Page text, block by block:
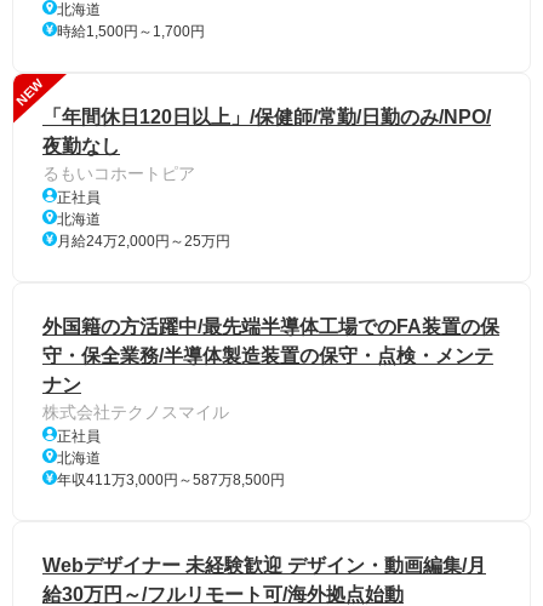
北海道
時給1,500円～1,700円
NEW
「年間休日120日以上」/保健師/常勤/日勤のみ/NPO/
夜勤なし
るもいコホートピア
正社員
北海道
月給24万2,000円～25万円
外国籍の方活躍中/最先端半導体工場でのFA装置の保
守・保全業務/半導体製造装置の保守・点検・メンテ
ナン
株式会社テクノスマイル
正社員
北海道
年収411万3,000円～587万8,500円
Webデザイナー 未経験歓迎 デザイン・動画編集/月
給30万円～/フルリモート可/海外拠点始動